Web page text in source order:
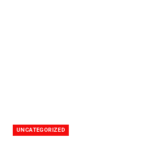
UNCATEGORIZED